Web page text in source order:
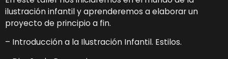
ilustración infantil y aprenderemos a elaborar un
proyecto de principio a fin.
– Introducción a la Ilustración Infantil. Estilos.